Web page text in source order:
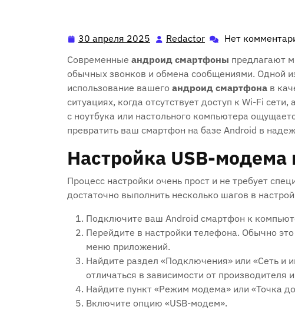
30 апреля 2025 30
2025
Redactor Redactor
Нет
Современные андроид смартфоны предлагают
обычных звонков и обмена сообщениями. Одной
использование вашего андроид смартфона в
ситуациях, когда отсутствует доступ к Wi-Fi
с ноутбука или настольного компьютера
превратить ваш смартфон на базе Android в
Настройка USB-модема
Процесс настройки очень прост и не требует
достаточно выполнить несколько шагов в
Подключите ваш Android смартфон к
Перейдите в настройки телефона. Обычно
меню приложений.
Найдите раздел «Подключения» или «Сеть и
отличаться в зависимости от производителя
Найдите пункт «Режим модема» или «Точка
Включите опцию «USB-модем».